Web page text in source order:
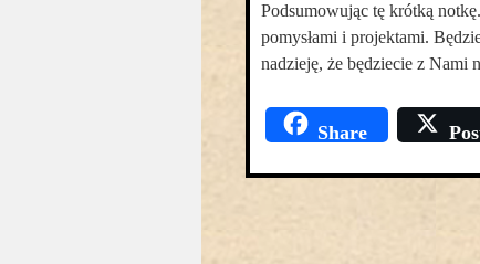
Podsumowując tę krótką
pomysłami i projektami.
nadzieję, że będziecie z Nami
Share